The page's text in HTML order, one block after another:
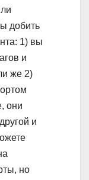
добить
1) вы
и
же 2)
они
и
но